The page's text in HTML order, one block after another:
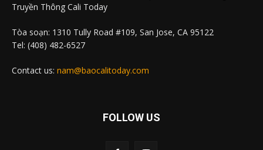
Truyền Thông Cali Today
Tòa soạn: 1310 Tully Road #109, San Jose, CA 95122
Tel: (408) 482-6527
Contact us: nam@baocalitoday.com
FOLLOW US